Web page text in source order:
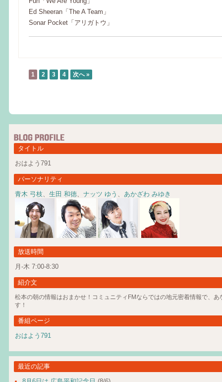
Ed Sheeran「The A Team」
Sonar Pocket「アリガトウ」
1 2 3 4 次へ »
タイトル
おはよう791
パーソナリティ
青木 弓枝
生田 和徳 ナッツ ゆう あかざわ みゆき
放送時間
月-木 7:00-8:30
紹介文
松本の朝の情報はおまかせ！コミュニティFMならではの地元密着情報で、あ
す！
番組ページ
おはよう791
最近の記事